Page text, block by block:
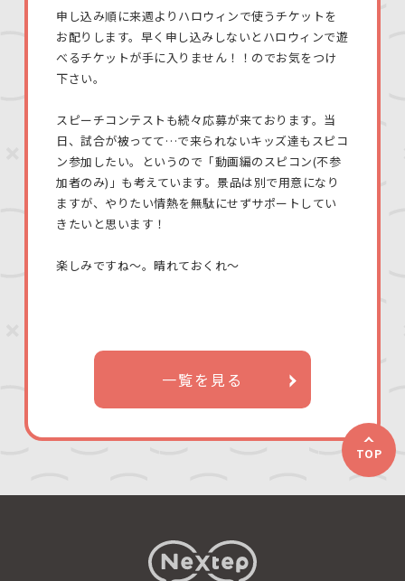
申し込み順に来週よりハロウィンで使うチケットを
お配りします。早く申し込みしないとハロウィンで遊
べるチケットが手に入りません！！のでお気をつけ
下さい。
スピーチコンテストも続々応募が来ております。当
日、試合が被ってて…で来られないキッズ達もスピコ
ン参加したい。というので「動画編のスピコン(不参
加者のみ)」も考えています。景品は別で用意になり
ますが、やりたい情熱を無駄にせずサポートしてい
きたいと思います！
楽しみですね〜。晴れておくれ〜
一覧を見る
TOP